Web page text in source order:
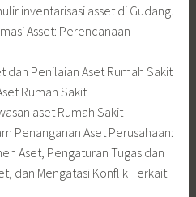
inventarisasi asset di Gudang.
Asset: Perencanaan
dan Penilaian Aset Rumah Sakit
Rumah Sakit
aset Rumah Sakit
Penanganan Aset Perusahaan:
Aset, Pengaturan Tugas dan
dan Mengatasi Konflik Terkait